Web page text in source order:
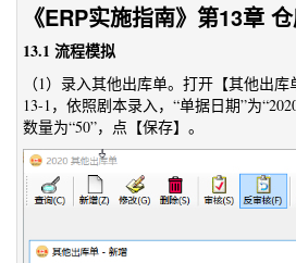
《ERP实施指南》第13章
13.1 流程模拟
（1）录入其他出库单。打开【其他出
13-1，依照剧本录入，“单据日期”为
数量为“50”，点【保存】。